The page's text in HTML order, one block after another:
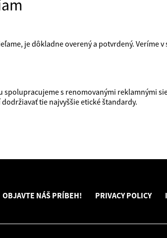
je dôkladne overený a potvrdený. Veríme
s renomovanými reklamnými
tie najvyššie etické štandardy.
OBJAVTE NÁŠ PRÍBEH! PRIVACY POLICY